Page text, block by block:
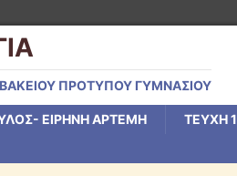
ΠΡΟΤΥΠΟΥ ΓΥΜΝΑΣΙΟΥ
ΕΙΡΗΝΗ ΑΡΤΕΜΗ ΤΕΥΧΗ 1